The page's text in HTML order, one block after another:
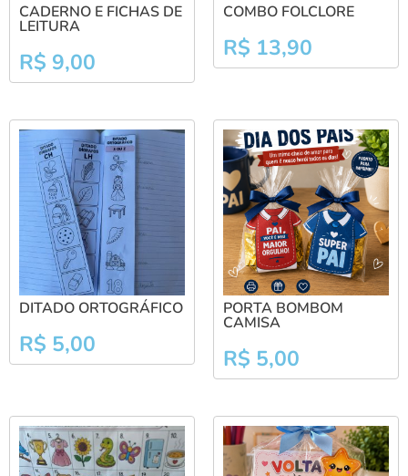
CADERNO E FICHAS DE
LEITURA
R$ 9,00
COMBO FOLCLORE
R$ 13,90
DITADO ORTOGRÁFICO
R$ 5,00
PORTA BOMBOM
CAMISA
R$ 5,00